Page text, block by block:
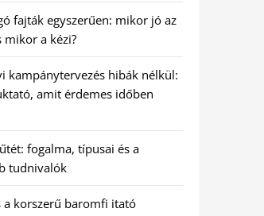
fajták egyszerűen: mikor jó az
mikor a kézi?
kampánytervezés hibák nélkül:
amit érdemes időben
fogalma, típusai és a
tudnivalók
a korszerű baromfi itató